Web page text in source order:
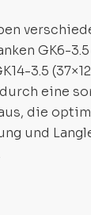
GK6-
3.5
eine
die
und